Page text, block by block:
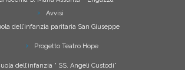
Avvisi
dell’infanzia paritaria San Giuseppe
Progetto Teatro Hope
dell’infanzia “ SS. Angeli Custodi”